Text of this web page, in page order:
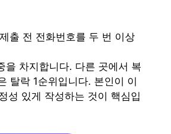
출 전 전화번호를 두 번 이상
을 차지합니다. 다른 곳에서 복
탈락 1순위입니다. 본인이 이
성 있게 작성하는 것이 핵심입